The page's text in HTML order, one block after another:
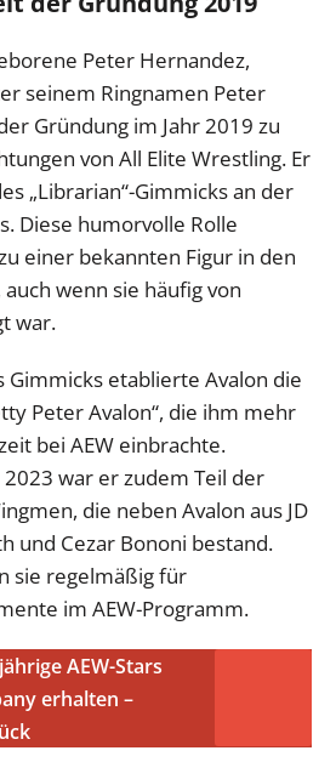
Peter Hernandez,
seinem Ringnamen Peter
Gründung im Jahr 2019 zu
von All Elite Wrestling. Er
„Librarian“-Gimmicks an der
Diese humorvolle Rolle
einer bekannten Figur in den
wenn sie häufig von
war.
Gimmicks etablierte Avalon die
Peter Avalon“, die ihm mehr
bei AEW einbrachte.
war er zudem Teil der
die neben Avalon aus JD
und Cezar Bononi bestand.
sie regelmäßig für
im AEW-Programm.
AEW-Stars
erhalten –